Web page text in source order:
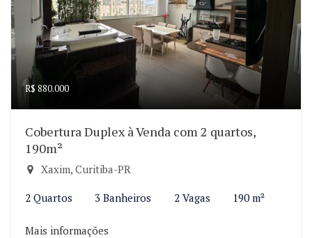
R$ 880.000
Cobertura Duplex à Venda com 2 quartos,
190m²
Xaxim, Curitiba-PR
2 Quartos 3 Banheiros 2 Vagas 190 m²
Mais informações